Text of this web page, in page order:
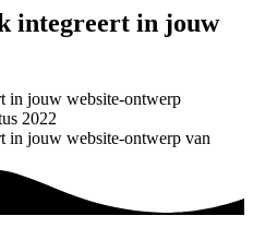
integreert in jouw
2022